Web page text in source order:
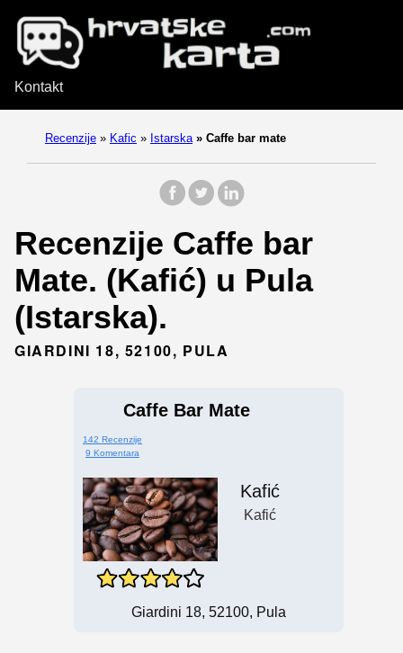
Kontakt
Recenzije » Kafic » Istarska » Caffe bar mate
Recenzije Caffe bar
Mate. (Kafić) u Pula
(Istarska).
GIARDINI 18, 52100, PULA
Caffe Bar Mate
142 Recenzije
9 Komentara
Kafić
Kafić
Giardini 18, 52100, Pula